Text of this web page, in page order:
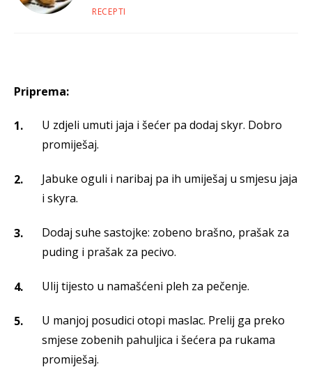
RECEPTI
Priprema:
U zdjeli umuti jaja i šećer pa dodaj skyr. Dobro
promiješaj.
Jabuke oguli i naribaj pa ih umiješaj u smjesu jaja
i skyra.
Dodaj suhe sastojke: zobeno brašno, prašak za
puding i prašak za pecivo.
Ulij tijesto u namašćeni pleh za pečenje.
U manjoj posudici otopi maslac. Prelij ga preko
smjese zobenih pahuljica i šećera pa rukama
promiješaj.